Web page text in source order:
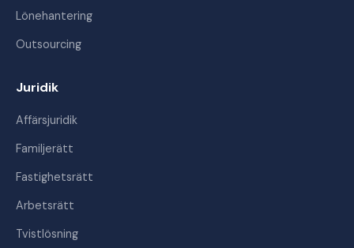
Lönehantering
Outsourcing
Juridik
Affärsjuridik
Familjerätt
Fastighetsrätt
Arbetsrätt
Tvistlösning